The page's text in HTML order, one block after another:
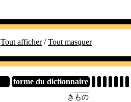
Tout afficher/Tout masquer
forme du dictionnaire
き もの